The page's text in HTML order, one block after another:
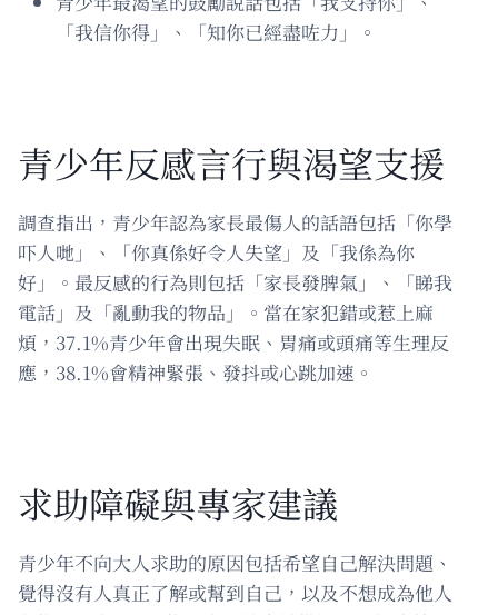
「我信你得」、「知你已經盡咗力」。
青少年反感言行與渴望支援
調查指出，青少年認為家長最傷人的話語包括「你學
吓人哋」、「你真係好令人失望」及「我係為你
好」。最反感的行為則包括「家長發脾氣」、「睇我
電話」及「亂動我的物品」。當在家犯錯或惹上麻
煩，37.1%青少年會出現失眠、胃痛或頭痛等生理反
應，38.1%會精神緊張、發抖或心跳加速。
求助障礙與專家建議
青少年不向大人求助的原因包括希望自己解決問題、
覺得沒有人真正了解或幫到自己，以及不想成為他人